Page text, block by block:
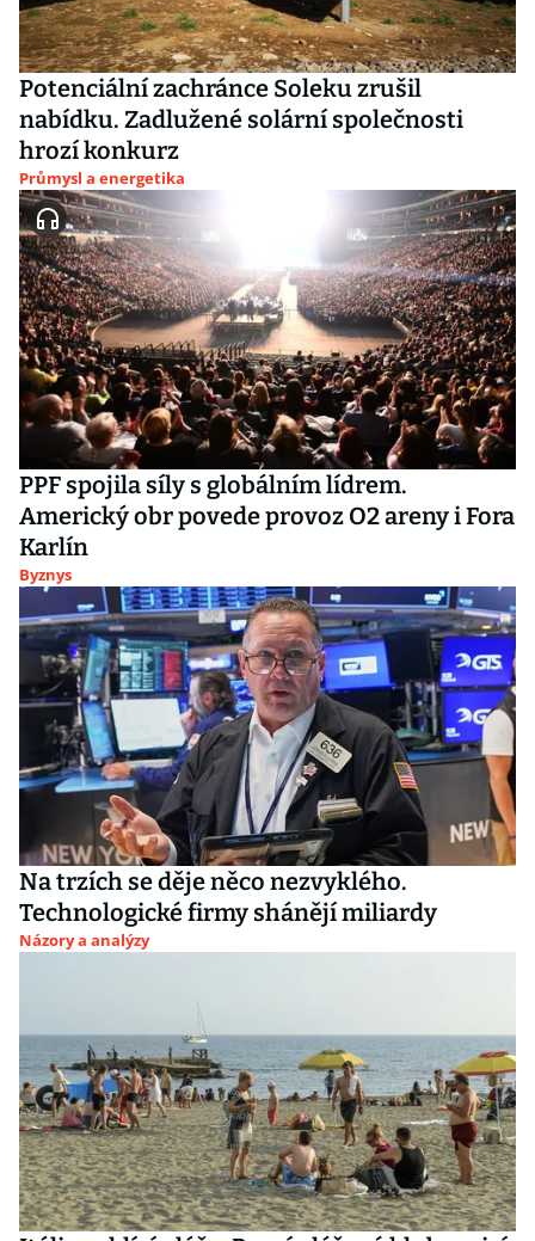
Potenciální zachránce Soleku zrušil
nabídku. Zadlužené solární společnosti
hrozí konkurz
Průmysl a energetika
PPF spojila síly s globálním lídrem.
Americký obr povede provoz O2 areny i Fora
Karlín
Byznys
Na trzích se děje něco nezvyklého.
Technologické firmy shánějí miliardy
Názory a analýzy